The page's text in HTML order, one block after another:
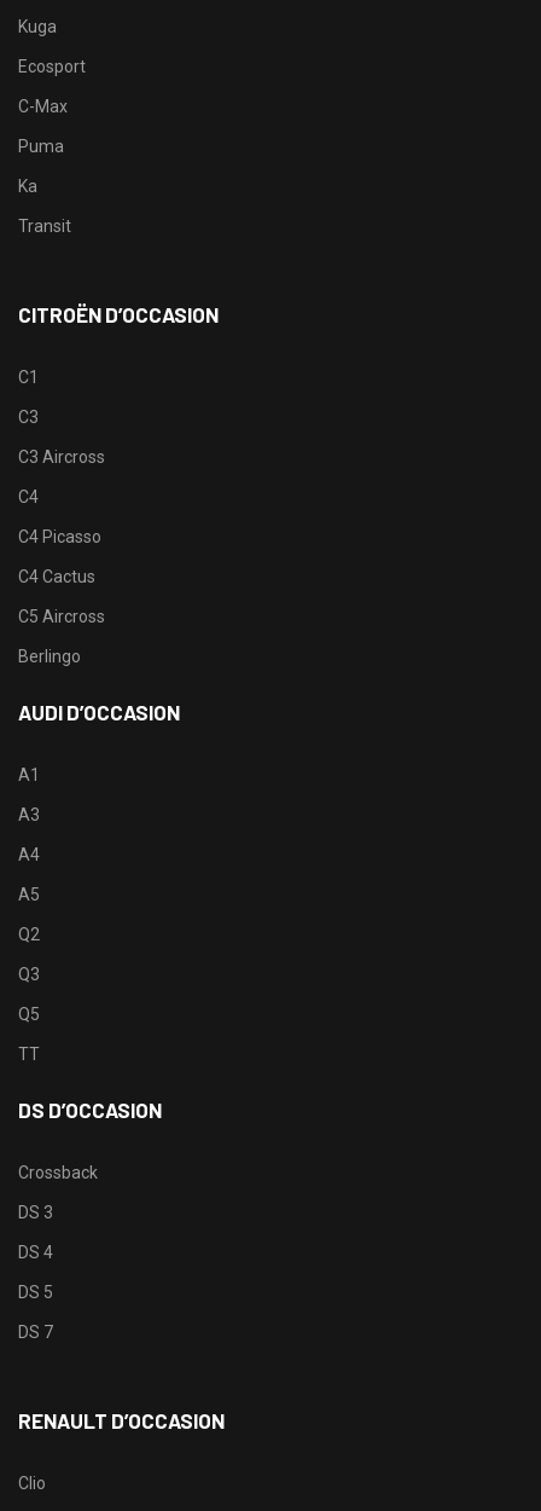
Kuga
Ecosport
C-Max
Puma
Ka
Transit
CITROËN D’OCCASION
C1
C3
C3 Aircross
C4
C4 Picasso
C4 Cactus
C5 Aircross
Berlingo
AUDI D’OCCASION
A1
A3
A4
A5
Q2
Q3
Q5
TT
DS D’OCCASION
Crossback
DS 3
DS 4
DS 5
DS 7
RENAULT D’OCCASION
Clio